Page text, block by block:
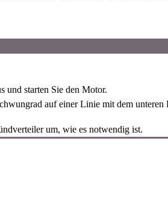
und starten Sie den Motor.
auf einer Linie mit dem unteren
um, wie es notwendig ist.